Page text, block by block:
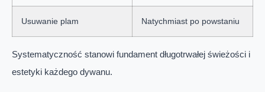
Usuwanie plam Natychmiast po powstaniu
Systematyczność stanowi fundament długotrwałej świeżości i
estetyki każdego dywanu.